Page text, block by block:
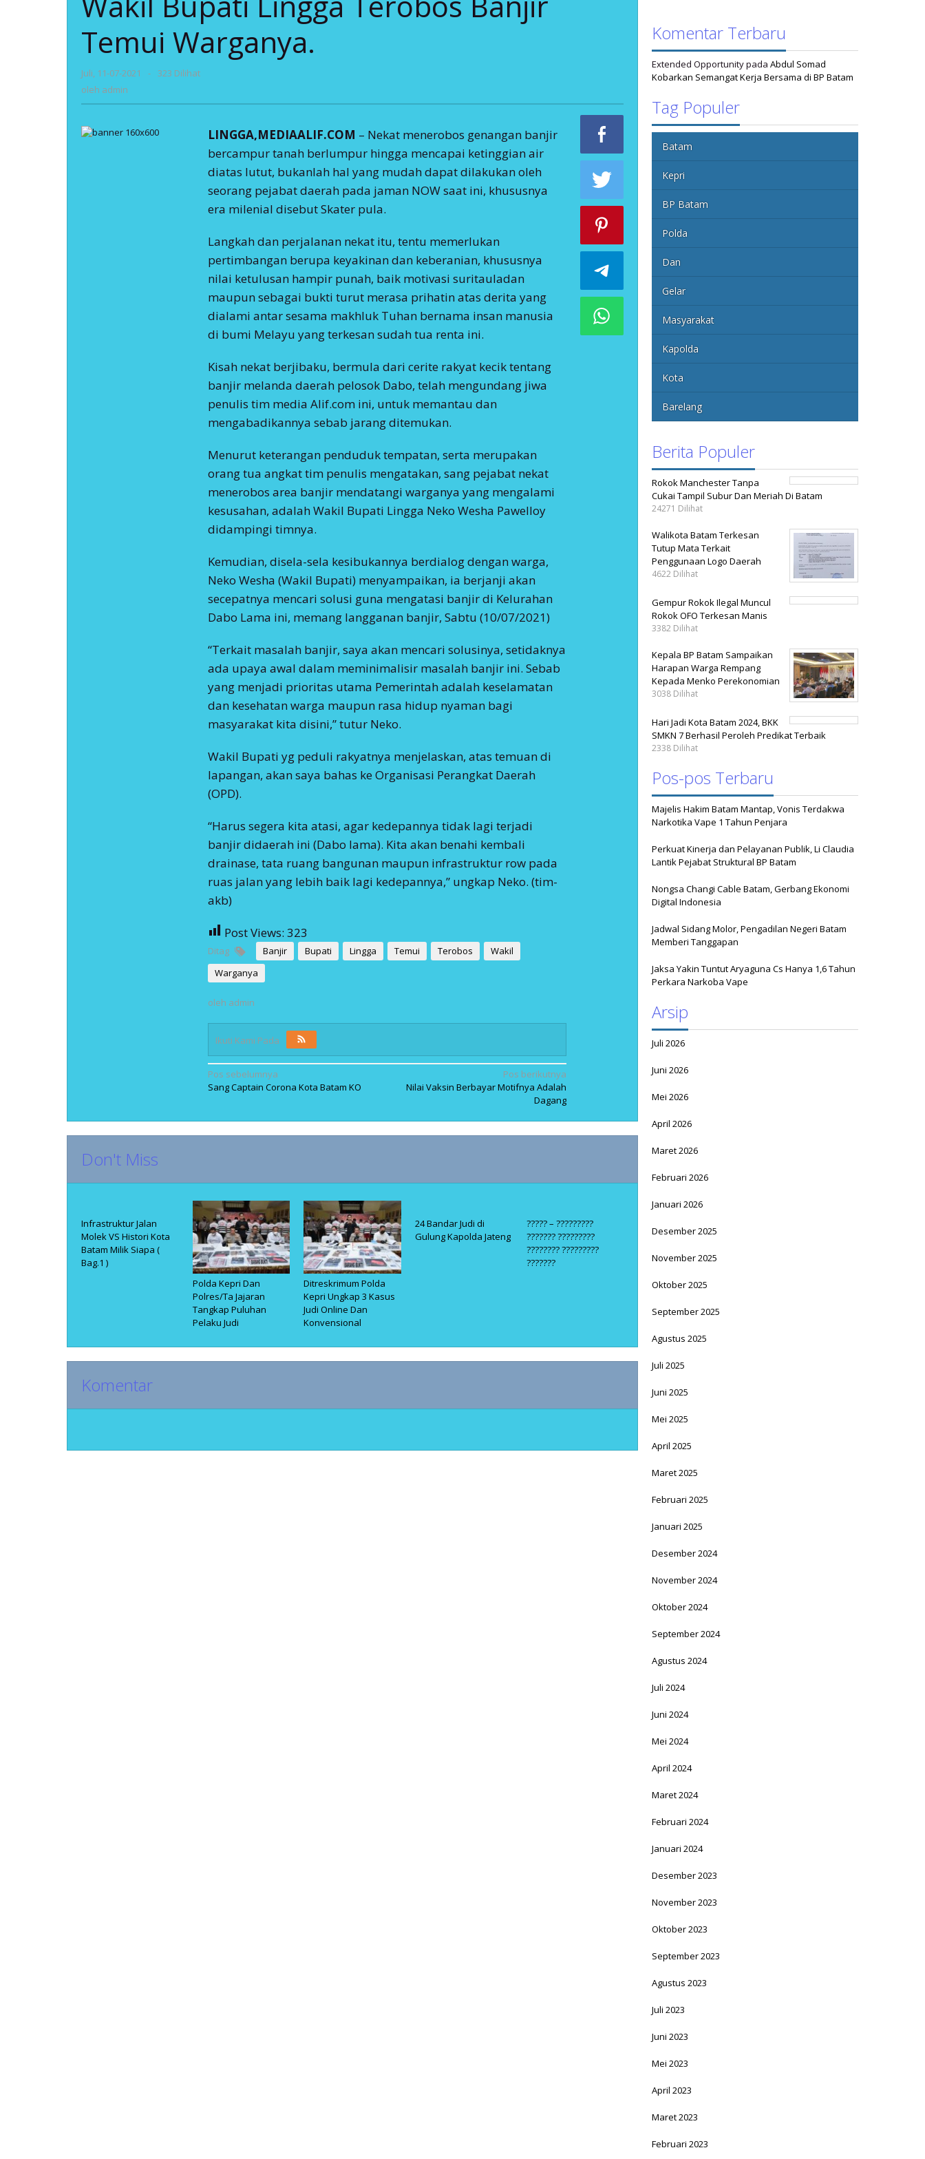
Banjir
Warganya.
Temui Warganya.
Juli, 11-07-2021
oleh
- 323 Dilihat
oleh admin
LINGGA,MEDIAALIF.COM – Nekat menerobos genangan banjir
bercampur tanah berlumpur hingga mencapai ketinggian air
diatas lutut, bukanlah hal yang mudah dapat dilakukan oleh
seorang pejabat daerah pada jaman NOW saat ini, khususnya
era milenial disebut Skater pula.
Langkah dan perjalanan nekat itu, tentu memerlukan
pertimbangan berupa keyakinan dan keberanian, khususnya
nilai ketulusan hampir punah, baik motivasi suritauladan
maupun sebagai bukti turut merasa prihatin atas derita yang
dialami antar sesama makhluk Tuhan bernama insan manusia
di bumi Melayu yang terkesan sudah tua renta ini.
Kisah nekat berjibaku, bermula dari cerite rakyat kecik tentang
banjir melanda daerah pelosok Dabo, telah mengundang jiwa
penulis tim media Alif.com ini, untuk memantau dan
mengabadikannya sebab jarang ditemukan.
Menurut keterangan penduduk tempatan, serta merupakan
orang tua angkat tim penulis mengatakan, sang pejabat nekat
menerobos area banjir mendatangi warganya yang mengalami
kesusahan, adalah Wakil Bupati Lingga Neko Wesha Pawelloy
didampingi timnya.
Kemudian, disela-sela kesibukannya berdialog dengan warga,
Neko Wesha (Wakil Bupati) menyampaikan, ia berjanji akan
secepatnya mencari solusi guna mengatasi banjir di Kelurahan
Dabo Lama ini, memang langganan banjir, Sabtu (10/07/2021)
“Terkait masalah banjir, saya akan mencari solusinya, setidaknya
ada upaya awal dalam meminimalisir masalah banjir ini. Sebab
yang menjadi prioritas utama Pemerintah adalah keselamatan
dan kesehatan warga maupun rasa hidup nyaman bagi
masyarakat kita disini,” tutur Neko.
Wakil Bupati yg peduli rakyatnya menjelaskan, atas temuan di
lapangan, akan saya bahas ke Organisasi Perangkat Daerah
(OPD).
“Harus segera kita atasi, agar kedepannya tidak lagi terjadi
banjir didaerah ini (Dabo lama). Kita akan benahi kembali
drainase, tata ruang bangunan maupun infrastruktur row pada
ruas jalan yang lebih baik lagi kedepannya,” ungkap Neko. (tim-
akb)
Post Views: 323
Ditag Banjir Bupati Lingga Temui Terobos
Wakil
Warganya
oleh admin
Ikuti Kami Pada
Navigasi
pos
Pos sebelumnya
Sang Captain Corona Kota Batam KO
Pos berikutnya
Nilai Vaksin Berbayar Motifnya Adalah
Dagang
Don't Miss
Infrastruktur Jalan
Molek VS Histori Kota
Batam Milik Siapa (
Bag.1 )
Polda Kepri Dan
Polres/Ta Jajaran
Tangkap Puluhan
Pelaku Judi
Ditreskrimum Polda
Kepri Ungkap 3 Kasus
Judi Online Dan
Konvensional
24 Bandar Judi di
Gulung Kapolda Jateng
????? – ?????????
??????? ?????????
???????? ?????????
???????
Komentar
Komentar Terbaru
Extended OpportunitypadaAbdul Somad
Kobarkan Semangat Kerja Bersama di BP Batam
Tag Populer
Batam
Kepri
BP Batam
Polda
Dan
Gelar
Masyarakat
Kapolda
Kota
Barelang
Berita Populer
Rokok Manchester Tanpa
Cukai Tampil Subur Dan Meriah Di Batam
24271 Dilihat
Walikota Batam Terkesan
Tutup Mata Terkait
Penggunaan Logo Daerah
4622 Dilihat
Gempur Rokok Ilegal Muncul
Rokok OFO Terkesan Manis
3382 Dilihat
Kepala BP Batam Sampaikan
Harapan Warga Rempang
Kepada Menko Perekonomian
3038 Dilihat
Hari Jadi Kota Batam 2024, BKK
SMKN 7 Berhasil Peroleh Predikat Terbaik
2338 Dilihat
Pos-pos Terbaru
Majelis Hakim Batam Mantap, Vonis Terdakwa
Narkotika Vape 1 Tahun Penjara
Perkuat Kinerja dan Pelayanan Publik, Li Claudia
Lantik Pejabat Struktural BP Batam
Nongsa Changi Cable Batam, Gerbang Ekonomi
Digital Indonesia
Jadwal Sidang Molor, Pengadilan Negeri Batam
Memberi Tanggapan
Jaksa Yakin Tuntut Aryaguna Cs Hanya 1,6 Tahun
Perkara Narkoba Vape
Arsip
Juli 2026
Juni 2026
Mei 2026
April 2026
Maret 2026
Februari 2026
Januari 2026
Desember 2025
November 2025
Oktober 2025
September 2025
Agustus 2025
Juli 2025
Juni 2025
Mei 2025
April 2025
Maret 2025
Februari 2025
Januari 2025
Desember 2024
November 2024
Oktober 2024
September 2024
Agustus 2024
Juli 2024
Juni 2024
Mei 2024
April 2024
Maret 2024
Februari 2024
Januari 2024
Desember 2023
November 2023
Oktober 2023
September 2023
Agustus 2023
Juli 2023
Juni 2023
Mei 2023
April 2023
Maret 2023
Februari 2023